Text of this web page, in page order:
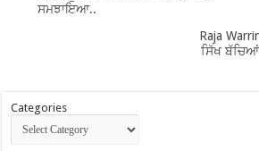
ਸਮਝਾਇਆ..
Raja
ਸਿੱਖ
Categories